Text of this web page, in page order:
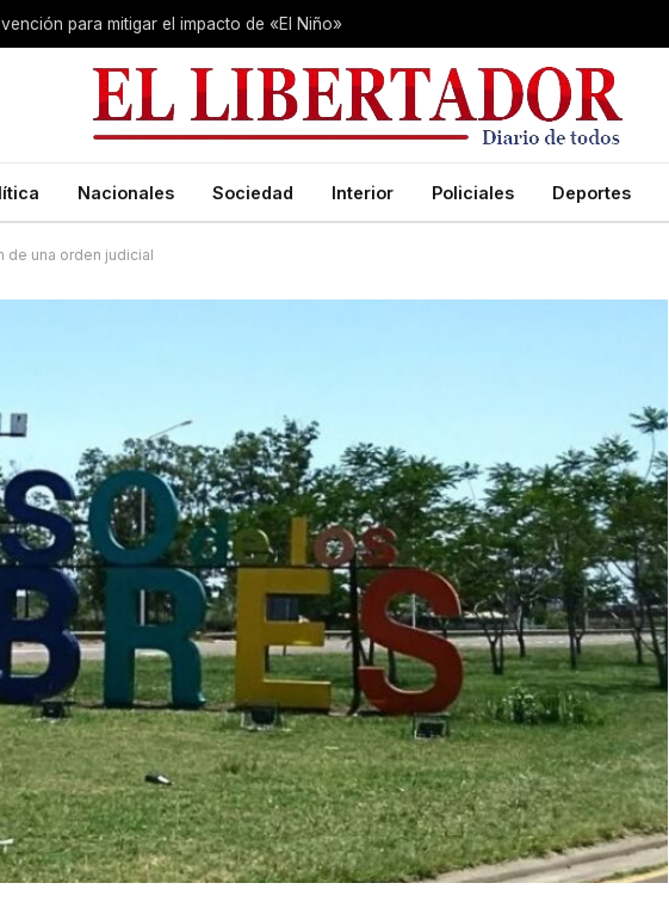
para mitigar el impacto de «El Niño»
Nacionales Sociedad Interior Policiales Deportes
de una orden judicial